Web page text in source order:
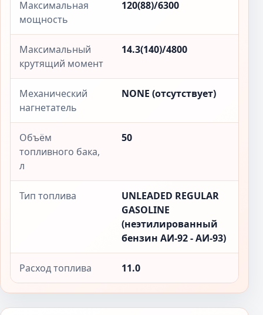
Максимальная
мощность
120(88)/6300
Максимальный
крутящий момент
14.3(140)/4800
Механический
нагнетатель
NONE (отсутствует)
Объём
топливного бака,
л
50
Тип топлива
UNLEADED REGULAR
GASOLINE
(неэтилированный
бензин АИ-92 - АИ-93)
Расход топлива 11.0